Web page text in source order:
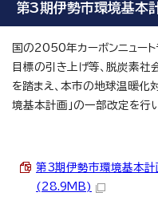
第3期伊勢市環境基本
国の2050年カーボンニュー
目標の引き上げ等、脱炭素社
を踏まえ、本市の地球温暖化
境基本計画」の一部改定を行い
第3期伊勢市環境基本
(28.9MB)